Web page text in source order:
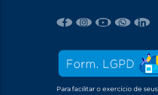
Para facilitar o exercício de seus